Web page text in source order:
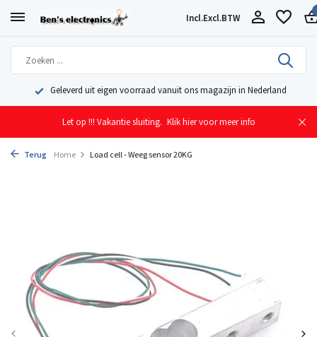
Incl.Excl.BTW
Geleverd uit eigen voorraad vanuit ons magazijn in Nederland
Let op !!! Vakantie sluiting. Klik hier voor meer info
Terug Home Load cell - Weeg sensor 20KG